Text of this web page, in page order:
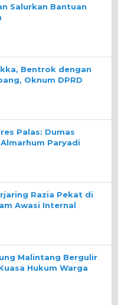
Salurkan Bantuan
Bentrok dengan
Oknum DPRD
Palas: Dumas
Paryadi
Razia Pekat di
Awasi Internal
Malintang Bergulir
Hukum Warga